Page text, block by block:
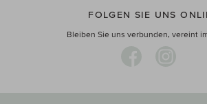
FOLGEN SIE UNS
Bleiben Sie uns verbunden, vereint